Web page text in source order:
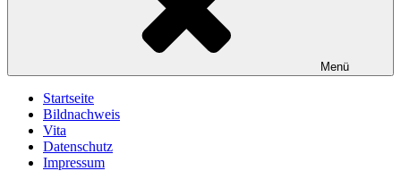
Menü
Startseite
Bildnachweis
Vita
Datenschutz
Impressum